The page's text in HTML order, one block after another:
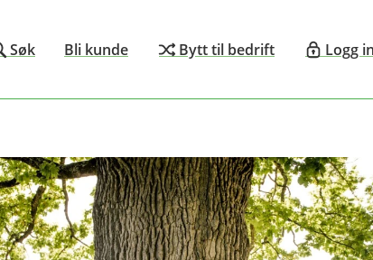
Søk Bli kunde Bytt til bedrift Logg